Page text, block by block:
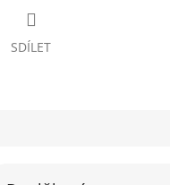
SDÍLET